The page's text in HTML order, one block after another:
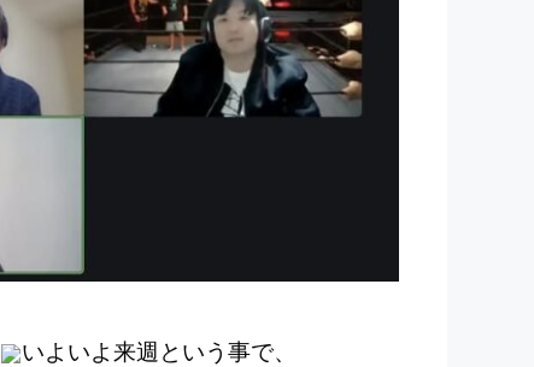
いよいよ来週という事で、